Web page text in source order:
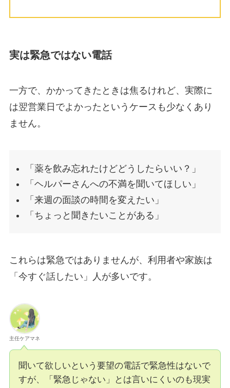
実は緊急ではない電話
一方で、かかってきたときは焦るけれど、実際に
は翌営業日でよかったというケースも少なくあり
ません。
「薬を飲み忘れたけどどうしたらいい？」
「ヘルパーさんへの不満を聞いてほしい」
「来週の面談の時間を変えたい」
「ちょっと聞きたいことがある」
これらは緊急ではありませんが、利用者や家族は
「今すぐ話したい」人が多いです。
主任ケアマネ
聞いて欲しいという要望の電話で緊急性はないで
すが、「緊急じゃない」とは言いにくいのも現実